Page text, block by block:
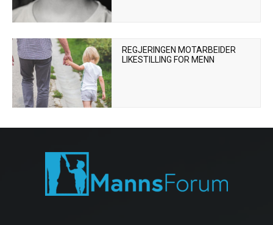
REGJERINGEN MOTARBEIDER
LIKESTILLING FOR MENN